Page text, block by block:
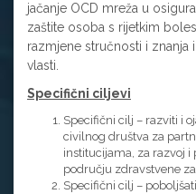
jačanje OCD mreža u
zaštite osoba s rijetkim
razmjene stručnosti i znanja
vlasti.
Specifični ciljevi
Specifični cilj – razviti i
civilnog društva za
institucijama, za razvoj
području zdravstvene
Specifični cilj –